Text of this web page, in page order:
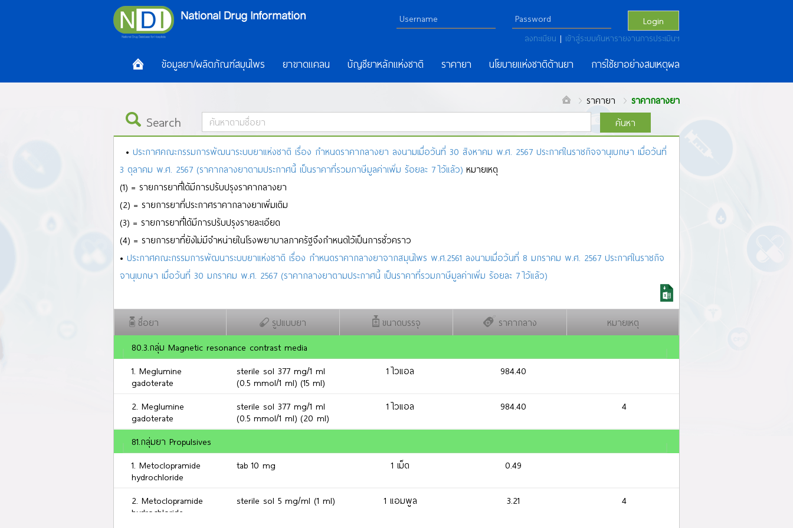
Login
ลงทะเบียน | เข้าสู่ระบบค้นหารายงานการประเมินฯ
ข้อมูลยา/ผลิตภัณฑ์สมุนไพร ยาขาดแคลน บัญชียาหลักแห่งชาติ ราคายา นโยบายแห่งชาติด้านยา การใช้ยาอย่างสมเหตุผล
ราคายา ราคากลางยา
Search ค้นหา
ALL A B C D E F G H I J K L M N O P Q R S T U V W X Y Z ก ข ฃ ค ฅ ฆ ง จ ฉ ช ซ ฌ ญ ฎ ฏ ฐ ฑ ฒ ณ ด ต ถ ท ธ น บ ป ผ ฝ พ ฟ ภ ม
ว ศ ษ ส ห ฬ อ ฮ
• ประกาศคณะกรรมการพัฒนาระบบยาแห่งชาติ เรื่อง กำหนดราคากลางยา ลงนามเมื่อวันที่ 30 สิงหาคม พ.ศ. 2567 ประกาศในราชกิจจานุเบกษา เมื่อวันที่
3 ตุลาคม พ.ศ. 2567 (ราคากลางยาตามประกาศนี้ เป็นราคาที่รวมภาษีมูลค่าเพิ่ม ร้อยละ 7 ไว้แล้ว) หมายเหตุ
(1) = รายการยาที่ได้มีการปรับปรุงราคากลางยา
(2) = รายการยาที่ประกาศราคากลางยาเพิ่มเติม
(3) = รายการยาที่ได้มีการปรับปรุงรายละเอียด
(4) = รายการยาที่ยังไม่มีจำหน่ายในโรงพยาบาลภาครัฐจึงกำหนดไว้เป็นการชั่วคราว
• ประกาศคณะกรรมการพัฒนาระบบยาแห่งชาติ เรื่อง กำหนดราคากลางยาจากสมุนไพร พ.ศ.2561 ลงนามเมื่อวันที่ 8 มกราคม พ.ศ. 2567 ประกาศในราชกิจ
จานุเบกษา เมื่อวันที่ 30 มกราคม พ.ศ. 2567 (ราคากลางยาตามประกาศนี้ เป็นราคาที่รวมภาษีมูลค่าเพิ่ม ร้อยละ 7 ไว้แล้ว)
ชื่อยา รูปแบบยา ขนาดบรรจุ ราคากลาง
หมายเหตุ
80.3.กลุ่ม Magnetic resonance contrast media
1. Meglumine
gadoterate
sterile sol 377 mg/1 ml
(0.5 mmol/1 ml) (15 ml)
1 ไวแอล 984.40
2. Meglumine
gadoterate
sterile sol 377 mg/1 ml
(0.5 mmol/1 ml) (20 ml)
1 ไวแอล 984.40 4
81.กลุ่มยา Propulsives
1. Metoclopramide
hydrochloride
tab 10 mg 1 เม็ด 0.49
2. Metoclopramide
hydrochloride
sterile sol 5 mg/ml (1 ml) 1 แอมพูล 3.21 4